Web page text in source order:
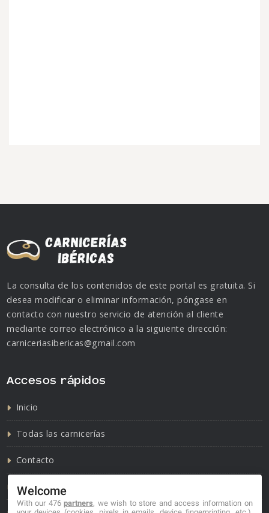
La consulta de los contenidos de este portal es gratuita. Si
desea modificar o eliminar información, póngase en
contacto con nuestro servicio de atención al cliente
mediante correo electrónico a la siguiente dirección:
carniceriasibericas@gmail.com
Accesos rápidos
Inicio
Todas las carnicerías
Contacto
Política de cookies
Welcome
With our 476partners, we wish to store and access information on